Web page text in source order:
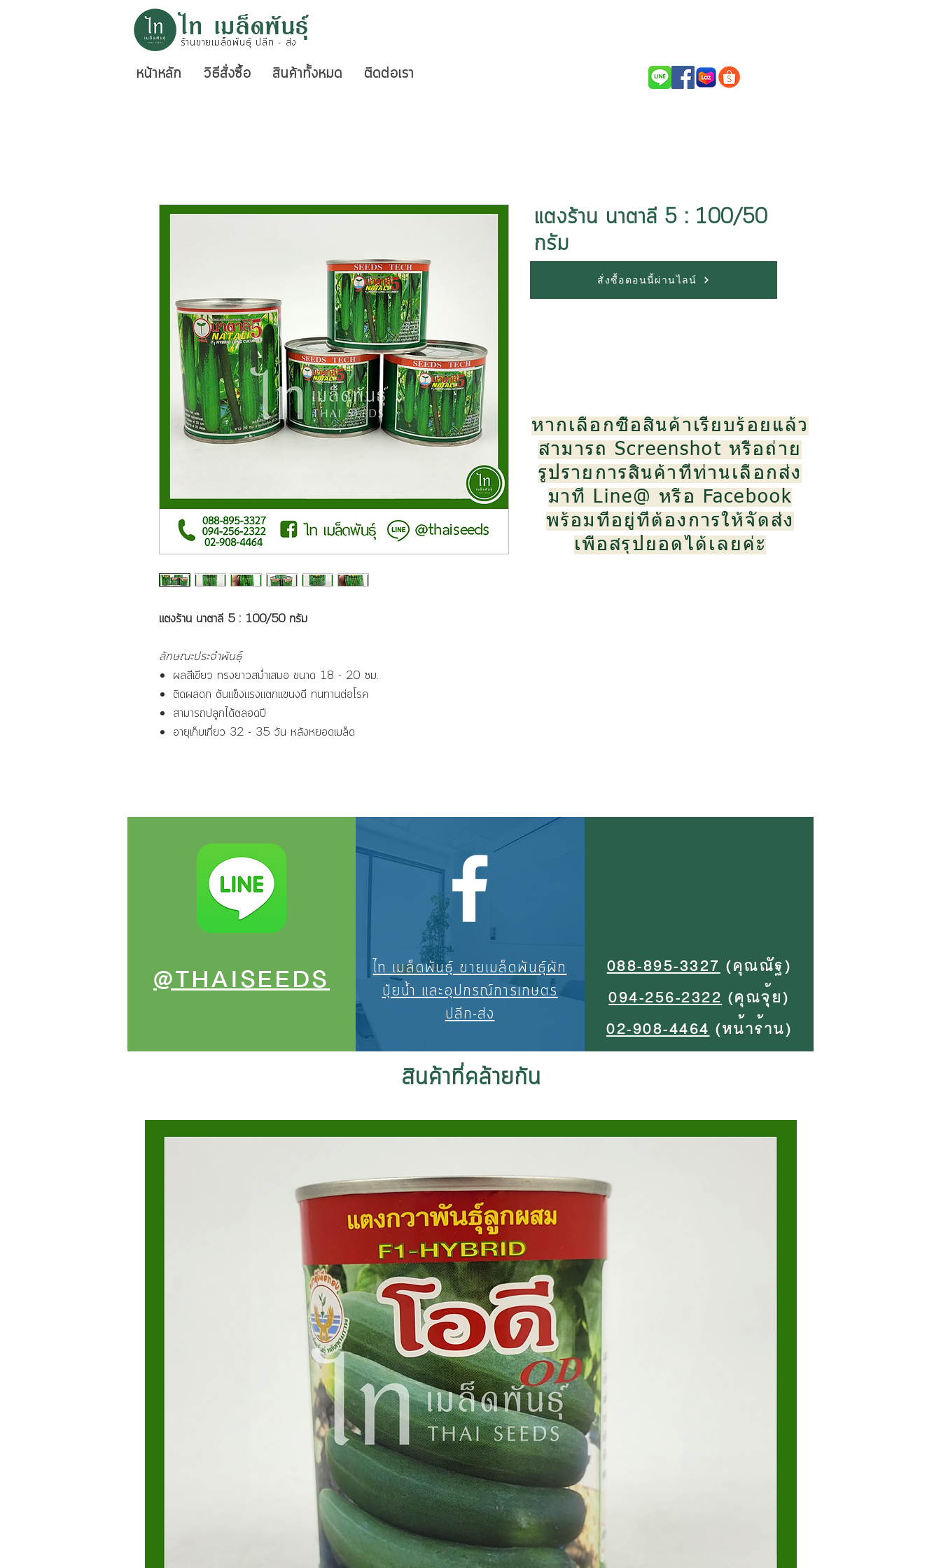
หน้าหลัก วิธีสั่งซื้อ สินค้าทั้งหมด ติดต่อเรา
ไท เมล็ดพันธุ์
ร้านขายเมล็ดพันธุ์ ปลีก - ส่ง
แตงร้าน นาตาลี 5 : 100/50 กรัม
ลักษณะประจำพันธุ์
ผลสีเขียว ทรงยาวสม่ำเสมอ ขนาด 18 - 20 ซม.
ติดผลดก ต้นแข็งแรงแตกแขนงดี ทนทานต่อโรค
สามารถปลูกได้ตลอดปี
อายุเก็บเกี่ยว 32 - 35 วัน หลังหยอดเมล็ด
แตงร้าน นาตาลี 5 : 100/50
กรัม
หากเลือกซื้อสินค้าเรียบร้อยแล้ว
สามารถ Screenshot หรือถ่าย
รูปรายการสินค้าที่ท่านเลือกส่ง
มาที่ Line@ หรือ Facebook
พร้อมที่อยู่ที่ต้องการให้จัดส่ง
เพื่อสรุปยอดได้เลยค่ะ
สั่งซื้อตอนนี้ผ่านไลน์
@THAISEEDS
ไท เมล็ดพันธุ์ ขายเมล็ดพันธุ์ผัก
ปุ๋ยน้ำ และอุปกรณ์การเกษตร
ปลีก-ส่ง
088-895-3327(คุณณัฐ)
094-256-2322(คุณจุ้ย)
02-908-4464(หน้าร้าน)
สินค้าที่คล้ายกัน